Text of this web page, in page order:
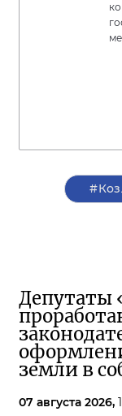
Депутаты
земли в
07 августа 2026,